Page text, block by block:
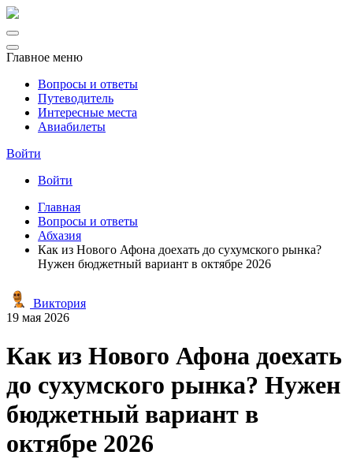
Главное меню
Вопросы и ответы
Путеводитель
Интересные места
Авиабилеты
Войти
Войти
Главная
Вопросы и ответы
Абхазия
Как из Нового Афона доехать до сухумского рынка?
Нужен бюджетный вариант в октябре 2026
Виктория
19 мая 2026
Как из Нового Афона доехать
до сухумского рынка? Нужен
бюджетный вариант в
октябре 2026